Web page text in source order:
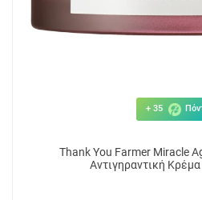
+ 35
Thank You Farmer Miracle
Αντιγηραντική